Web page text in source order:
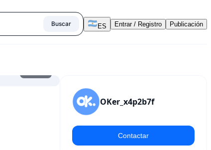
Buscar ES Entrar / Registro Publicación
OKer_x4p2b7f
Contactar